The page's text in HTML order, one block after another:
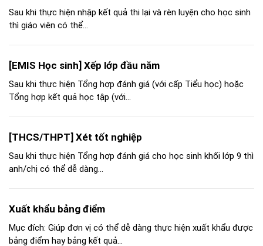
Sau khi thực hiện nhập kết quả thi lại và rèn luyện cho học sinh
thì giáo viên có thể...
[EMIS Học sinh] Xếp lớp đầu năm
Sau khi thực hiện Tổng hợp đánh giá (với cấp Tiểu học) hoặc
Tổng hợp kết quả học tập (với...
[THCS/THPT] Xét tốt nghiệp
Sau khi thực hiện Tổng hợp đánh giá cho học sinh khối lớp 9 thì
anh/chị có thể dễ dàng...
Xuất khẩu bảng điểm
Mục đích: Giúp đơn vị có thể dễ dàng thực hiện xuất khẩu được
bảng điểm hay bảng kết quả...